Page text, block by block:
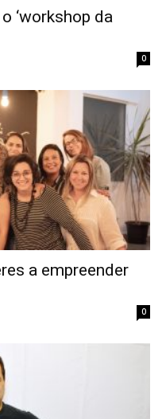
‘workshop da
0
a empreender
0